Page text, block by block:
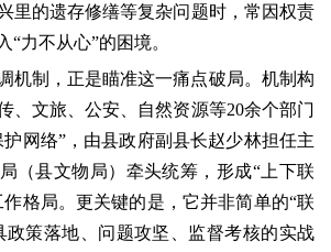
里的遗存修缮等复杂问题时，常因权责
“力不从心”的困境。
机制，正是瞄准这一痛点破局。机制构
、文旅、公安、自然资源等20余个部门
护网络”，由县政府副县长赵少林担任主
（县文物局）牵头统筹，形成“上下联
格局。更关键的是，它并非简单的“联
政策落地、问题攻坚、监督考核的实战